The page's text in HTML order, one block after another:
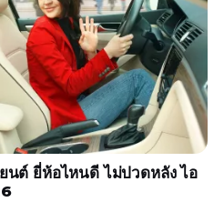
นต์ ยี่ห้อไหนดี ไม่ปวดหลัง ไอ